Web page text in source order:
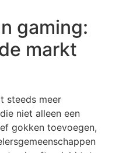
gaming:
markt
steeds meer
niet alleen een
gokken toevoegen,